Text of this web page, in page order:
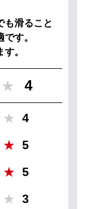
も滑ること
す。
。
4
4
5
5
3